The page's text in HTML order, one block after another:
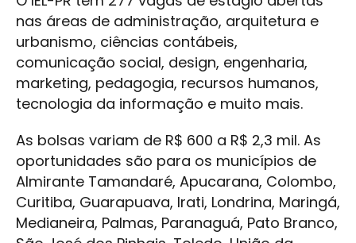
nas áreas de administração, arquitetura e
urbanismo, ciências contábeis,
comunicação social, design, engenharia,
marketing, pedagogia, recursos humanos,
tecnologia da informação e muito mais.
As bolsas variam de R$ 600 a R$ 2,3 mil. As
oportunidades são para os municípios de
Almirante Tamandaré, Apucarana, Colombo,
Curitiba, Guarapuava, Irati, Londrina, Maringá,
Medianeira, Palmas, Paranaguá, Pato Branco,